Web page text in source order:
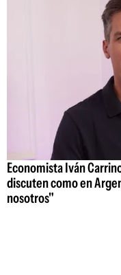
Economista Iván
discuten como en
nosotros"